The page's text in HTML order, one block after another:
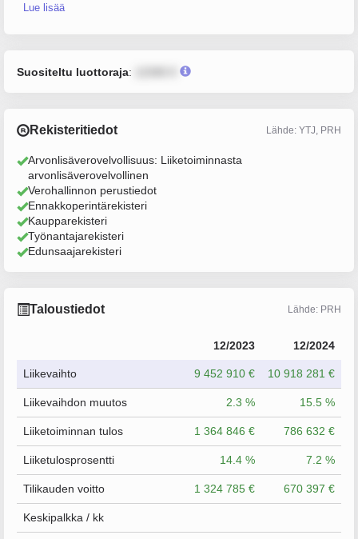
Lue lisää
Suositeltu luottoraja:
Rekisteritiedot Lähde: YTJ, PRH
Arvonlisäverovelvollisuus: Liiketoiminnasta
arvonlisäverovelvollinen
Verohallinnon perustiedot
Ennakkoperintärekisteri
Kaupparekisteri
Työnantajarekisteri
Edunsaajarekisteri
Taloustiedot Lähde: PRH
12/2023 12/2024
Liikevaihto 9 452 910 € 10 918 281 €
Liikevaihdon muutos 2.3 % 15.5 %
Liiketoiminnan tulos 1 364 846 € 786 632 €
Liiketulosprosentti 14.4 % 7.2 %
Tilikauden voitto 1 324 785 € 670 397 €
Keskipalkka / kk